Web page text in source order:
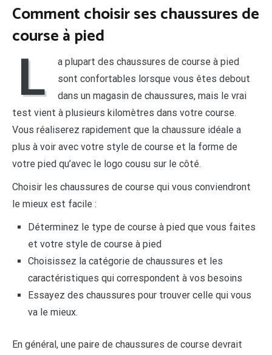
Comment choisir ses chaussures de
course à pied
L
a plupart des chaussures de course à pied
sont confortables lorsque vous êtes debout
dans un magasin de chaussures, mais le vrai
test vient à plusieurs kilomètres dans votre course.
Vous réaliserez rapidement que la chaussure idéale a
plus à voir avec votre style de course et la forme de
votre pied qu’avec le logo cousu sur le côté.
Choisir les chaussures de course qui vous conviendront
le mieux est facile :
Déterminez le type de course à pied que vous faites
et votre style de course à pied
Choisissez la catégorie de chaussures et les
caractéristiques qui correspondent à vos besoins
Essayez des chaussures pour trouver celle qui vous
va le mieux.
En général, une paire de chaussures de course devrait